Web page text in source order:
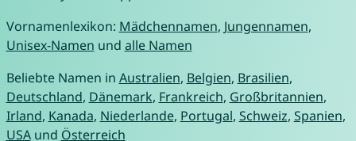
Vornamenlexikon: Mädchennamen, Jungennamen,
Unisex-Namen und alle Namen
Beliebte Namen in Australien, Belgien, Brasilien,
Deutschland, Dänemark, Frankreich, Großbritannien,
Irland, Kanada, Niederlande, Portugal, Schweiz, Spanien,
USAund Österreich